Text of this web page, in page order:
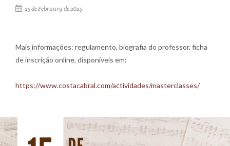
25 de February de 2025
Mais informações: regulamento, biografia do professor, ficha
de inscrição online, disponíveis em:
https://www.costacabral.com/actividades/masterclasses/